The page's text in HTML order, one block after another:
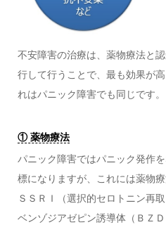
不安障害の治療は、薬物療法と
行して行うことで、最も効果が
れはパニック障害でも同じです。
① 薬物療法
パニック障害ではパニック発作
標になりますが、これには薬物
ＳＳＲＩ（選択的セロトニン再
ベンゾジアゼピン誘導体（ＢＺＤ